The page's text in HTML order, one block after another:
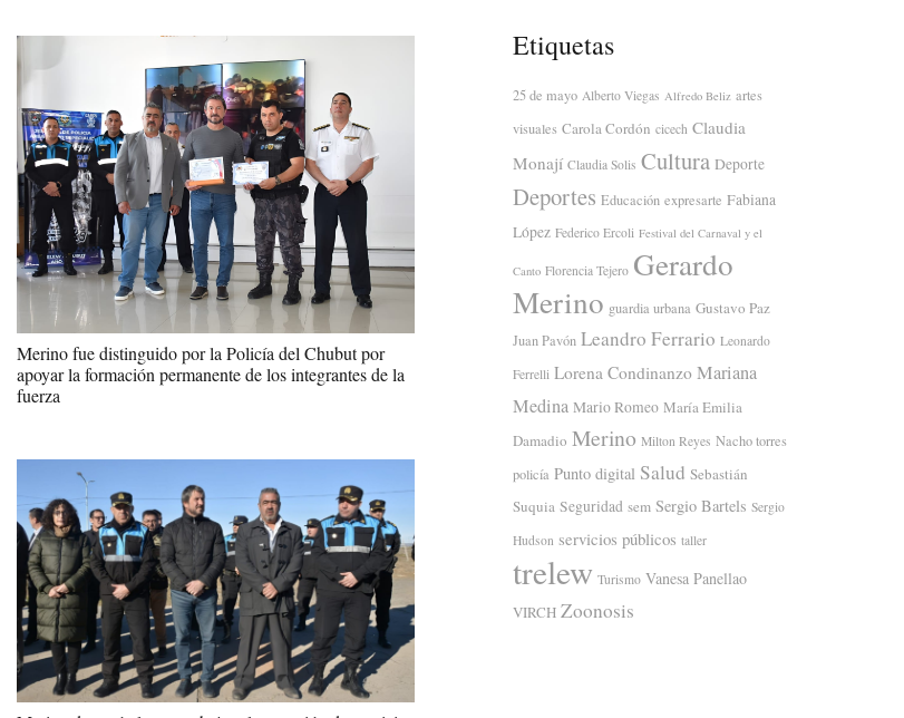
Merino fue distinguido por la Policía del Chubut por
apoyar la formación permanente de los integrantes de la
fuerza
Etiquetas
25 de mayo Alberto Viegas Alfredo Beliz artes
visuales Carola Cordón cicech Claudia
Monají Claudia Solis Cultura Deporte
Deportes Educación expresarte Fabiana
López Federico Ercoli Festival del Carnaval y el
Canto Florencia Tejero Gerardo
Merino guardia urbana Gustavo Paz
Juan Pavón Leandro Ferrario Leonardo
Ferrelli Lorena Condinanzo Mariana
Medina Mario Romeo María Emilia
Damadio Merino Milton Reyes Nacho torres
policía Punto digital Salud Sebastián
Suquia Seguridad sem Sergio Bartels Sergio
Hudson servicios públicos taller
trelew Turismo Vanesa Panellao
VIRCH Zoonosis